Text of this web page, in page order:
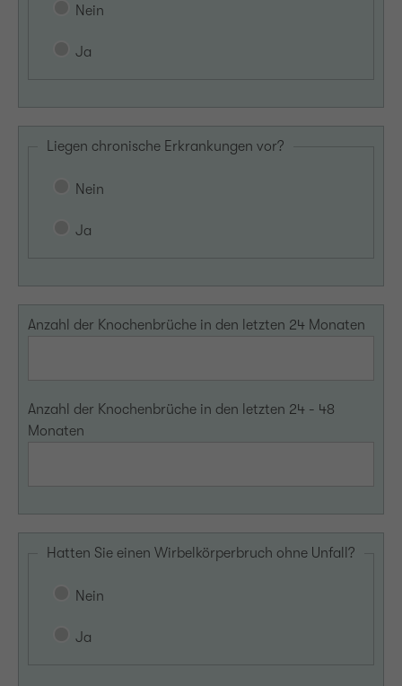
Nein
Ja
Liegen chronische Erkrankungen vor?
Nein
Ja
Anzahl der Knochenbrüche in den letzten 24 Monaten
Anzahl der Knochenbrüche in den letzten 24 - 48
Monaten
Hatten Sie einen Wirbelkörperbruch ohne Unfall?
Nein
Ja